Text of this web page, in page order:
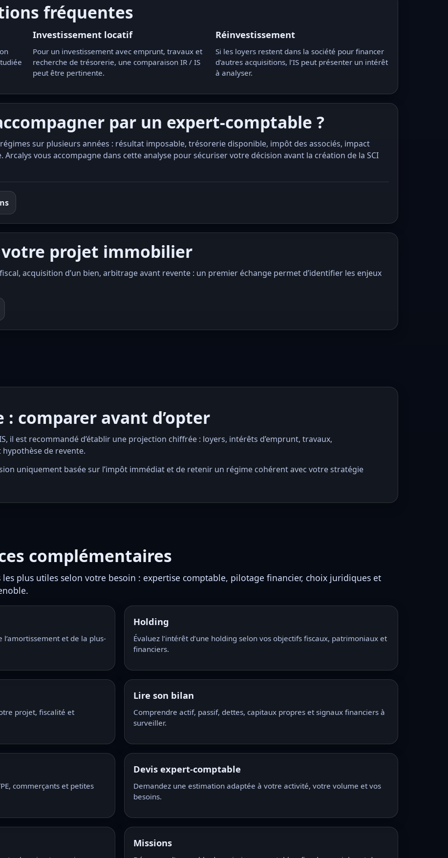
fréquentes
Investissement locatif
Pour un investissement avec emprunt, travaux et
recherche de trésorerie, une comparaison IR / IS
peut être pertinente.
Réinvestissement
Si les loyers restent dans la société pour financer
d’autres acquisitions, l’IS peut présenter un intérêt
à analyser.
par un expert-comptable ?
sur plusieurs années : résultat imposable, trésorerie disponible, impôt des associés, impact
vous accompagne dans cette analyse pour sécuriser votre décision avant la création de la SCI
projet immobilier
acquisition d’un bien, arbitrage avant revente : un premier échange permet d’identifier les enjeux
: comparer avant d’opter
il est recommandé d’établir une projection chiffrée : loyers, intérêts d’emprunt, travaux,
de revente.
uniquement basée sur l’impôt immédiat et de retenir un régime cohérent avec votre stratégie
complémentaires
les plus utiles selon votre besoin : expertise comptable, pilotage financier, choix juridiques et
l’amortissement et de la plus-
Holding
Évaluez l’intérêt d’une holding selon vos objectifs fiscaux, patrimoniaux et
financiers.
projet, fiscalité et
Lire son bilan
Comprendre actif, passif, dettes, capitaux propres et signaux financiers à
surveiller.
commerçants et petites
Devis expert-comptable
Demandez une estimation adaptée à votre activité, votre volume et vos
besoins.
Missions